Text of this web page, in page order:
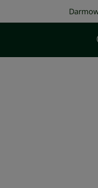
Darmowa dostawa od 400 zł!